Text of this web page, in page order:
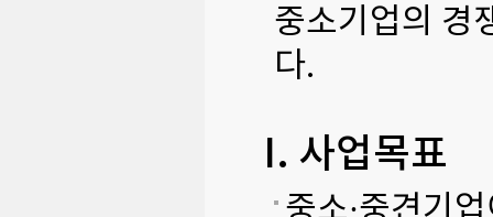
중소기업의 경
다.
I. 사업목표